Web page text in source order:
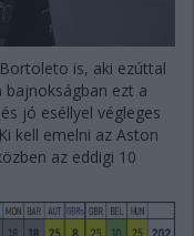
is, aki ezúttal
bajnokságban ezt a
jó eséllyel végleges
kell emelni az Aston
az eddigi 10